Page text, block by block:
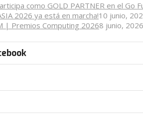
como GOLD PARTNER en el Go
2026 ya está en marcha!10 junio,
| Premios Computing 20268 junio,